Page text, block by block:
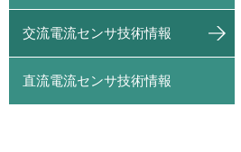
交流電流センサ技術情報
直流電流センサ技術情報